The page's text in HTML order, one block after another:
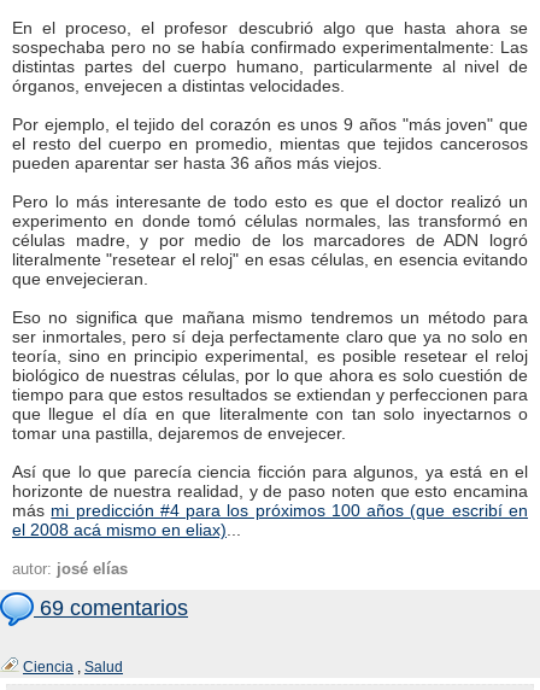
En el proceso, el profesor descubrió algo que hasta ahora se
sospechaba pero no se había confirmado experimentalmente: Las
distintas partes del cuerpo humano, particularmente al nivel de
órganos, envejecen a distintas velocidades.
Por ejemplo, el tejido del corazón es unos 9 años "más joven" que
el resto del cuerpo en promedio, mientas que tejidos cancerosos
pueden aparentar ser hasta 36 años más viejos.
Pero lo más interesante de todo esto es que el doctor realizó un
experimento en donde tomó células normales, las transformó en
células madre, y por medio de los marcadores de ADN logró
literalmente "resetear el reloj" en esas células, en esencia evitando
que envejecieran.
Eso no significa que mañana mismo tendremos un método para
ser inmortales, pero sí deja perfectamente claro que ya no solo en
teoría, sino en principio experimental, es posible resetear el reloj
biológico de nuestras células, por lo que ahora es solo cuestión de
tiempo para que estos resultados se extiendan y perfeccionen para
que llegue el día en que literalmente con tan solo inyectarnos o
tomar una pastilla, dejaremos de envejecer.
Así que lo que parecía ciencia ficción para algunos, ya está en el
horizonte de nuestra realidad, y de paso noten que esto encamina
más mi predicción #4 para los próximos 100 años (que escribí en
el 2008 acá mismo en eliax)
autor: josé elías
69 comentarios
Ciencia , Salud